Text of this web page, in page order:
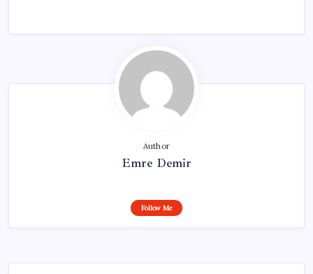
Author
Emre Demir
Follow Me